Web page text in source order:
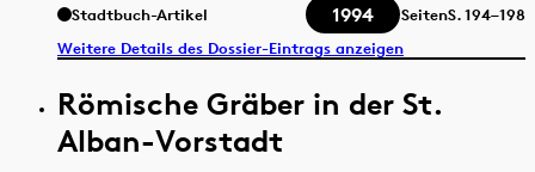
Stadtbuch-Artikel 1994 SeitenS.194–198
Weitere Details des Dossier-Eintrags anzeigen
Römische Gräber in der St.
Alban-Vorstadt